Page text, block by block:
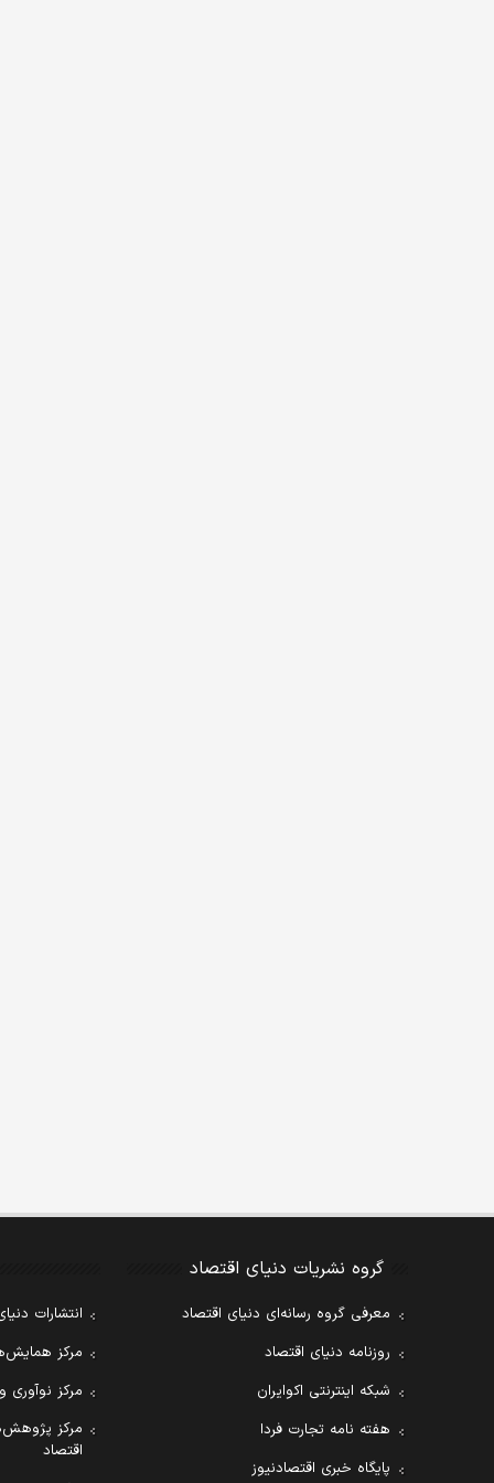
گروه نشریات دنیای اقتصاد
معرفی گروه رسانه‌ای دنیای اقتصاد
روزنامه دنیای اقتصاد
شبکه اینترنتی اکوایران
هفته نامه تجارت فردا
پایگاه خبری اقتصادنیوز
انتشارات
مرکز
مرکز نوآوری
مرکز
اقتصاد